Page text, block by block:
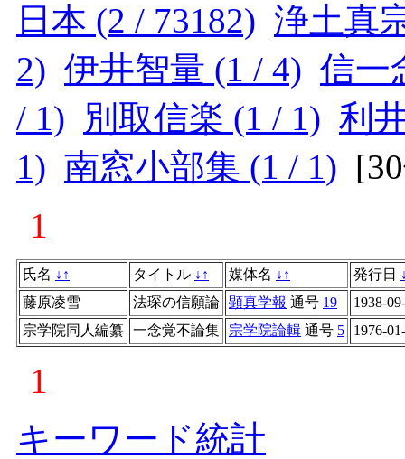
日本 (2 / 73182) 浄土真
2) 伊井智量 (1 / 4) 信一
/ 1) 別取信楽 (1 / 1) 利
1) 南窓小部集 (1 / 1) [
1
氏名 ↓ ↑ タイトル ↓ ↑ 媒体名 ↓ ↑ 発行日
藤原凌雪
法琛の信願論 顕真学報 通号 19
1938-
宗学院同人編纂 一念覚不論集 宗学院論輯 通号 5 1976-
1
キーワード統計